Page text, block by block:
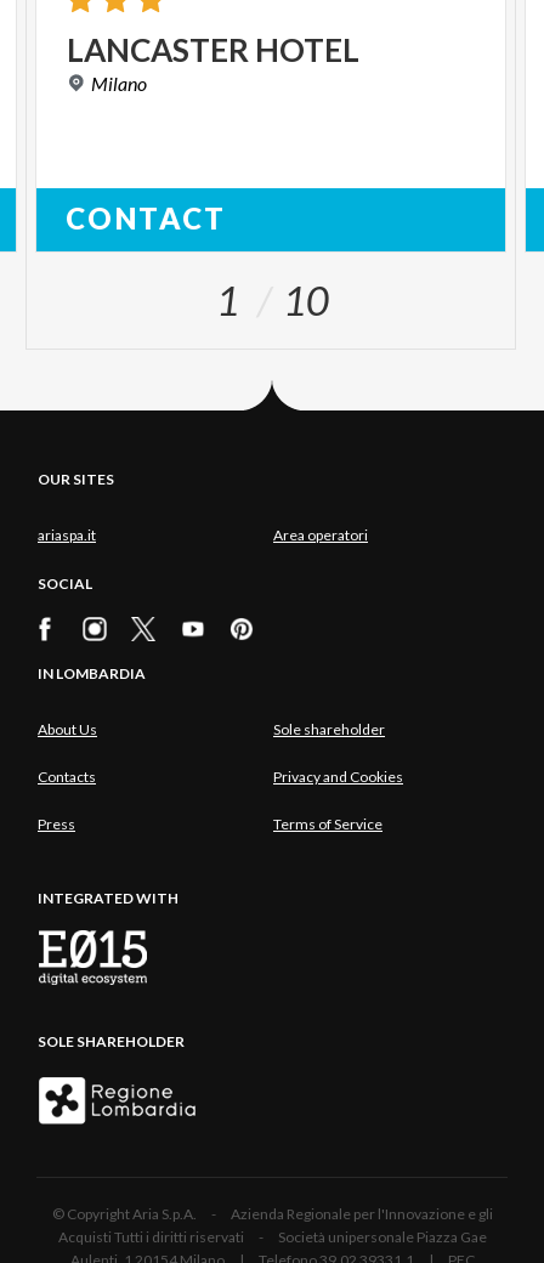
LANCASTER HOTEL
Milano
CONTACT
1 10
OUR SITES
ariaspa.it Area operatori
SOCIAL
IN LOMBARDIA
About Us Sole shareholder
Contacts Privacy and Cookies
Press Terms of Service
INTEGRATED WITH
SOLE SHAREHOLDER
© Copyright Aria S.p.A. - Azienda Regionale per l'Innovazione e gli
Acquisti Tutti i diritti riservati - Società unipersonale Piazza Gae